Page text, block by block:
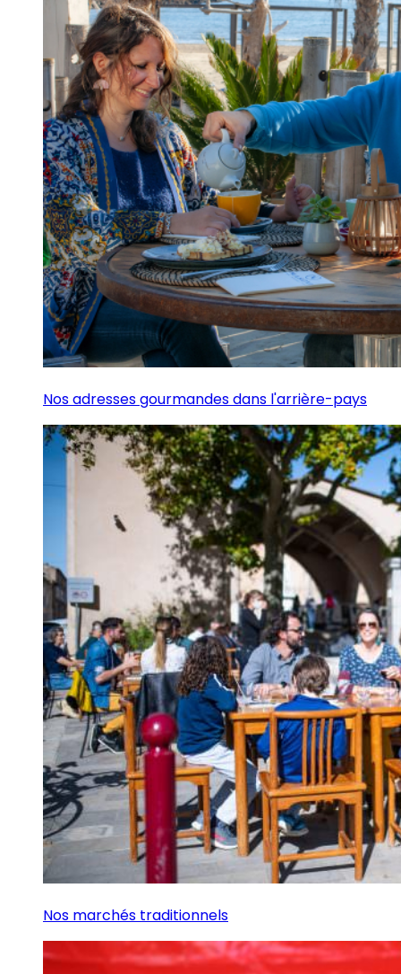
Nos adresses gourmandes dans l'arrière-pays
Nos marchés traditionnels